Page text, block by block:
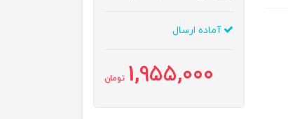
آماده ارسال
1,955,000 تومان